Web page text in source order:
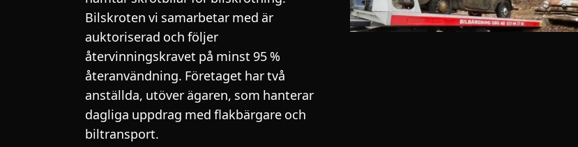
Bilskroten vi samarbetar med är
auktoriserad och följer
återvinningskravet på minst 95 %
återanvändning. Företaget har två
anställda, utöver ägaren, som hanterar
dagliga uppdrag med flakbärgare och
biltransport.